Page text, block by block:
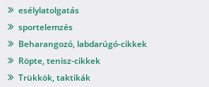
esélylatolgatás
sportelemzés
Beharangozó, labdarúgó-cikkek
Röpte, tenisz-cikkek
Trükkök, taktikák